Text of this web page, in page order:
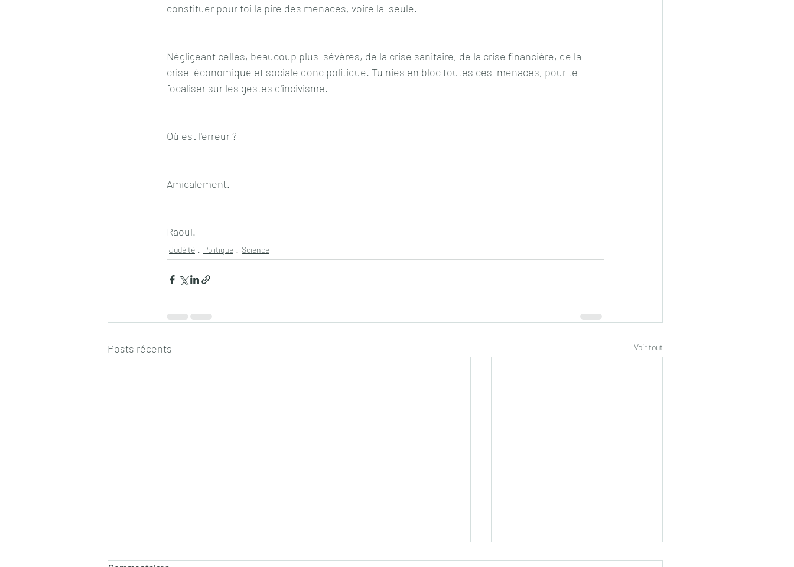
constituer pour toi la pire des menaces, voire la  seule.
Négligeant celles, beaucoup plus  sévères, de la crise sanitaire, de la crise financière, de la
crise  économique et sociale donc politique. Tu nies en bloc toutes ces  menaces, pour te
focaliser sur les gestes d'incivisme.
Où est l'erreur ?
Amicalement.
Raoul.
Judéité Politique Science
Posts récents Voir tout